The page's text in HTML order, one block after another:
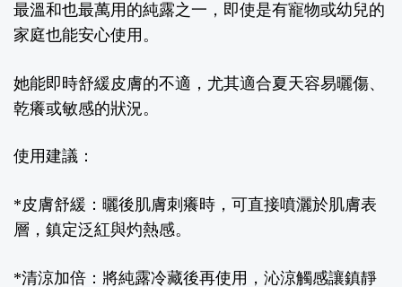
最溫和也最萬用的純露之一，即使是有寵物或幼兒的
家庭也能安心使用。
她能即時舒緩皮膚的不適，尤其適合夏天容易曬傷、
乾癢或敏感的狀況。
使用建議：
*皮膚舒緩：曬後肌膚刺癢時，可直接噴灑於肌膚表
層，鎮定泛紅與灼熱感。
*清涼加倍：將純露冷藏後再使用，沁涼觸感讓鎮靜